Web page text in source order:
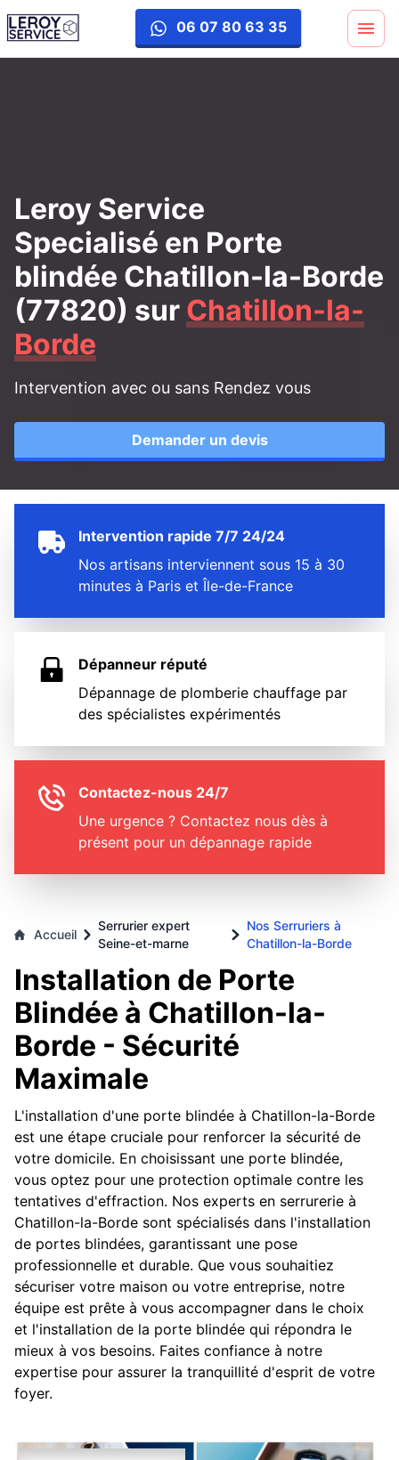
06 07 80 63 35
porte-blinde
Leroy Service
Specialisé en Porte
blindée Chatillon-la-Borde
(77820) sur Chatillon-la-
Borde
Intervention avec ou sans Rendez vous
Demander un devis
Intervention rapide 7/7 24/24
Nos artisans interviennent sous 15 à 30
minutes à Paris et Île-de-France
Dépanneur réputé
Dépannage de plomberie chauffage par
des spécialistes expérimentés
Contactez-nous 24/7
Une urgence ? Contactez nous dès à
présent pour un dépannage rapide
Accueil
Serrurier expert
Seine-et-marne
Nos Serruriers à
Chatillon-la-Borde
Installation de Porte
Blindée à Chatillon-la-
Borde - Sécurité
Maximale
L'installation d'une porte blindée à Chatillon-la-Borde
est une étape cruciale pour renforcer la sécurité de
votre domicile. En choisissant une porte blindée,
vous optez pour une protection optimale contre les
tentatives d'effraction. Nos experts en serrurerie à
Chatillon-la-Borde sont spécialisés dans l'installation
de portes blindées, garantissant une pose
professionnelle et durable. Que vous souhaitiez
sécuriser votre maison ou votre entreprise, notre
équipe est prête à vous accompagner dans le choix
et l'installation de la porte blindée qui répondra le
mieux à vos besoins. Faites confiance à notre
expertise pour assurer la tranquillité d'esprit de votre
foyer.